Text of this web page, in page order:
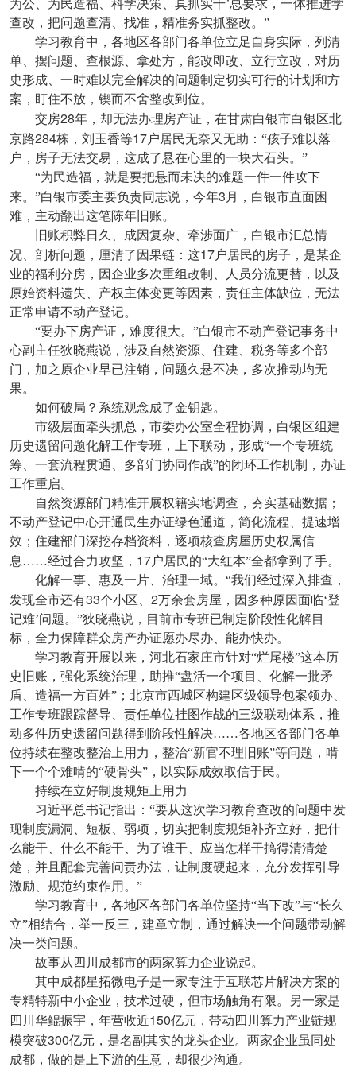
为公、为民造福、科学决策、真抓实干’总要求，一体推进学
查改，把问题查清、找准，精准务实抓整改。”
学习教育中，各地区各部门各单位立足自身实际，列清
单、摆问题、查根源、拿处方，能改即改、立行立改，对历
史形成、一时难以完全解决的问题制定切实可行的计划和方
案，盯住不放，锲而不舍整改到位。
交房28年，却无法办理房产证，在甘肃白银市白银区北
京路284栋，刘玉香等17户居民无奈又无助：“孩子难以落
户，房子无法交易，这成了悬在心里的一块大石头。”
“为民造福，就是要把悬而未决的难题一件一件攻下
来。”白银市委主要负责同志说，今年3 月，白银市直面困
难，主动翻出这笔陈年旧账。
旧账积弊日久、成因复杂、牵涉面广，白银市汇总情
况、剖析问题，厘清了因果链：这17户居民的房子，是某企
业的福利分房，因企业多次重组改制、人员分流更替，以及
原始资料遗失、产权主体变更等因素，责任主体缺位，无法
正常申请不动产登记。
“要办下房产证，难度很大。”白银市不动产登记事务中
心副主任狄晓燕说，涉及自然资源、住建、税务等多个部
门，加之原企业早已注销，问题久悬不决，多次推动均无
果。
如何破局？系统观念成了金钥匙。
市级层面牵头抓总，市委办公室全程协调，白银区组建
历史遗留问题化解工作专班，上下联动，形成“一个专班统
筹、一套流程贯通、多部门协同作战”的闭环工作机制，办证
工作重启。
自然资源部门精准开展权籍实地调查，夯实基础数据；
不动产登记中心开通民生办证绿色通道，简化流程、提速增
效；住建部门深挖存档资料，逐项核查房屋历史权属信
息……经过合力攻坚， 17户居民的“大红本”全都拿到了手。
化解一事、惠及一片、治理一域。“我们经过深入排查，
发现全市还有33个小区、 2万余套房屋，因多种原因面临‘登
记难’问题。”狄晓燕说，目前市专班已制定阶段性化解目
标，全力保障群众房产办证愿办尽办、能办快办。
学习教育开展以来，河北石家庄市针对“烂尾楼”这本历
史旧账，强化系统治理，助推“盘活一个项目、化解一批矛
盾、造福一方百姓”；北京市西城区构建区级领导包案领办、
工作专班跟踪督导、责任单位挂图作战的三级联动体系，推
动多件历史遗留问题得到阶段性解决……各地区各部门各单
位持续在整改整治上用力，整治“新官不理旧账”等问题，啃
下一个个难啃的“硬骨头”，以实际成效取信于民。
持续在立好制度规矩上用力
习近平总书记指出：“要从这次学习教育查改的问题中发
现制度漏洞、短板、弱项，切实把制度规矩补齐立好，把什
么能干、什么不能干、为了谁干、应当怎样干搞得清清楚
楚，并且配套完善问责办法，让制度硬起来，充分发挥引导
激励、规范约束作用。”
学习教育中，各地区各部门各单位坚持“当下改”与“长久
立”相结合，举一反三，建章立制，通过解决一个问题带动解
决一类问题。
故事从四川成都市的两家算力企业说起。
其中成都星拓微电子是一家专注于互联芯片解决方案的
专精特新中小企业，技术过硬，但市场触角有限。另一家是
四川华鲲振宇，年营收近150亿元，带动四川算力产业链规
模突破300亿元，是名副其实的龙头企业。两家企业虽同处
成都，做的是上下游的生意，却很少沟通。